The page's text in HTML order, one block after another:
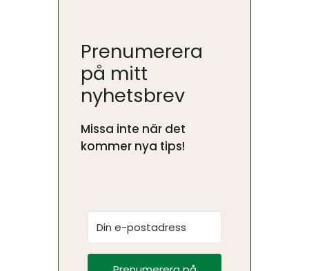
Prenumerera
på mitt
nyhetsbrev
Missa inte när det
kommer nya tips!